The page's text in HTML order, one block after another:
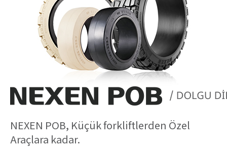
NEXEN POB, Küçük forkliftlerden Özel
Araçlara kadar.